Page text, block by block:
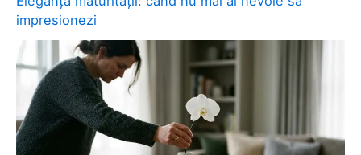
impresionezi